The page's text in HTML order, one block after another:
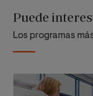
Puede
Los programas